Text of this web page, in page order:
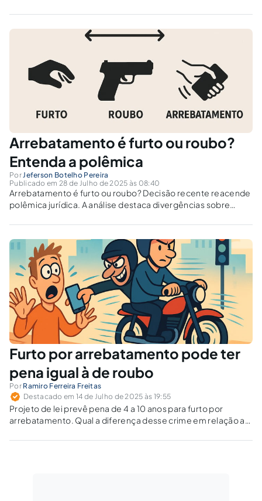
Arrebatamento é furto ou roubo?
Entenda a polêmica
PorJeferson Botelho Pereira
Publicado em 28 de Julho de 2025 às 08:40
Arrebatamento é furto ou roubo? Decisão recente reacende
polêmica jurídica. A análise destaca divergências sobre
Furto por arrebatamento pode ter
pena igual à de roubo
Por Ramiro Ferreira Freitas
Destacado em 14 de Julho de 2025 às 19:55
Projeto de lei prevê pena de 4 a 10 anos para furto por
arrebatamento. Qual a diferença desse crime em relação ao